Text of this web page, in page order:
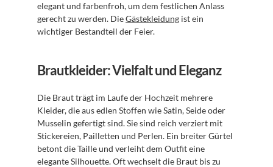
elegant und farbenfroh, um dem festlichen Anlass
gerecht zu werden. Die Gästekleidung ist ein
wichtiger Bestandteil der Feier.
Brautkleider: Vielfalt und Eleganz
Die Braut trägt im Laufe der Hochzeit mehrere
Kleider, die aus edlen Stoffen wie Satin, Seide oder
Musselin gefertigt sind. Sie sind reich verziert mit
Stickereien, Pailletten und Perlen. Ein breiter Gürtel
betont die Taille und verleiht dem Outfit eine
elegante Silhouette. Oft wechselt die Braut bis zu